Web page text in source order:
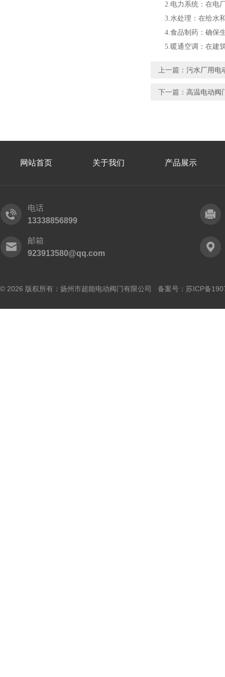
2.电力系统：在电厂
3.水处理：在给水和
4.食品制药：确保生
5.暖通空调：在建筑
上一篇： 污水厂用电
下一篇： 高温电动阀
网站首页 关于我们 产品展示
电话
13338856899
邮箱
923913580@qq.com
© 2026 版权所有：扬州市超能电动阀门有限公司 备案号： 苏ICP备